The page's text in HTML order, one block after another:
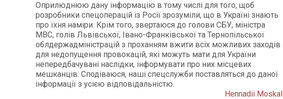
Оприлюднюю дану інформацію в тому числі для того, щоб
розробники спецоперацій із Росії зрозуміли, що в Україні знають
про їхня наміри. Крім того, звертаюся до голови СБУ, міністра
МВС, голів Львівської, Івано-Франківської та Тернопільської
облдержадміністрацій з проханням вжити всіх можливих заходів
для недопущення провокацій, які можуть мати для України
непередбачувані наслідки, інформувати про них місцевих
мешканців. Сподіваюся, наші спецслужби поставляться до даної
інформації з усією відповідальністю.
Hennadii Moskal